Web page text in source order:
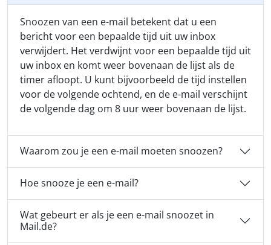
Snoozen van een e-mail betekent dat u een
bericht voor een bepaalde tijd uit uw inbox
verwijdert. Het verdwijnt voor een bepaalde tijd uit
uw inbox en komt weer bovenaan de lijst als de
timer afloopt. U kunt bijvoorbeeld de tijd instellen
voor de volgende ochtend, en de e-mail verschijnt
de volgende dag om 8 uur weer bovenaan de lijst.
Waarom zou je een e-mail moeten snoozen?
Hoe snooze je een e-mail?
Wat gebeurt er als je een e-mail snoozet in
Mail.de?